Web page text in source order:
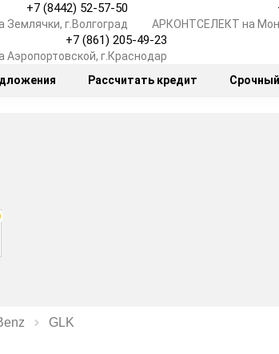
+7 (8442) 52-57-50
г.Волгоград АРКОНТСЕЛЕКТ на
+7 (861) 205-49-23
г.Краснодар
Рассчитать кредит
GLK